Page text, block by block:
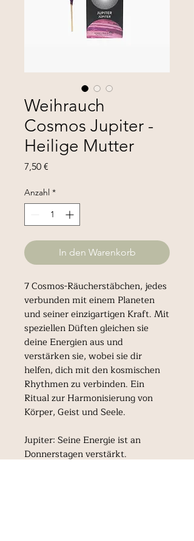
Weihrauch
Cosmos Jupiter -
Heilige Mutter
7,50 €
Anzahl *
In den Warenkorb
7 Cosmos-Räucherstäbchen, jedes
verbunden mit einem Planeten
und seiner einzigartigen Kraft. Mit
speziellen Düften gleichen sie
deine Energien aus und
verstärken sie, wobei sie dir
helfen, dich mit den kosmischen
Rhythmen zu verbinden. Ein
Ritual zur Harmonisierung von
Körper, Geist und Seele.
Jupiter: Seine Energie ist an
Donnerstagen verstärkt.